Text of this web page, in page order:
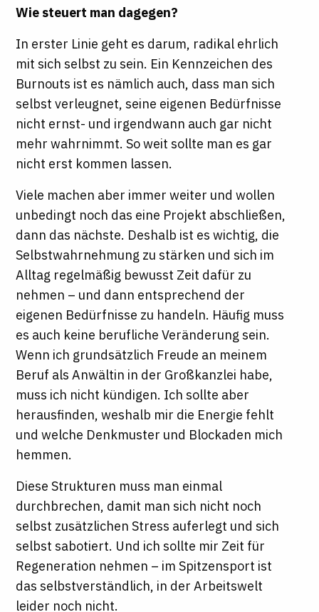
Wie steuert man dagegen?
In erster Linie geht es darum, radikal ehrlich
mit sich selbst zu sein. Ein Kennzeichen des
Burnouts ist es nämlich auch, dass man sich
selbst verleugnet, seine eigenen Bedürfnisse
nicht ernst- und irgendwann auch gar nicht
mehr wahrnimmt. So weit sollte man es gar
nicht erst kommen lassen.
Viele machen aber immer weiter und wollen
unbedingt noch das eine Projekt abschließen,
dann das nächste. Deshalb ist es wichtig, die
Selbstwahrnehmung zu stärken und sich im
Alltag regelmäßig bewusst Zeit dafür zu
nehmen – und dann entsprechend der
eigenen Bedürfnisse zu handeln. Häufig muss
es auch keine berufliche Veränderung sein.
Wenn ich grundsätzlich Freude an meinem
Beruf als Anwältin in der Großkanzlei habe,
muss ich nicht kündigen. Ich sollte aber
herausfinden, weshalb mir die Energie fehlt
und welche Denkmuster und Blockaden mich
hemmen.
Diese Strukturen muss man einmal
durchbrechen, damit man sich nicht noch
selbst zusätzlichen Stress auferlegt und sich
selbst sabotiert. Und ich sollte mir Zeit für
Regeneration nehmen – im Spitzensport ist
das selbstverständlich, in der Arbeitswelt
leider noch nicht.